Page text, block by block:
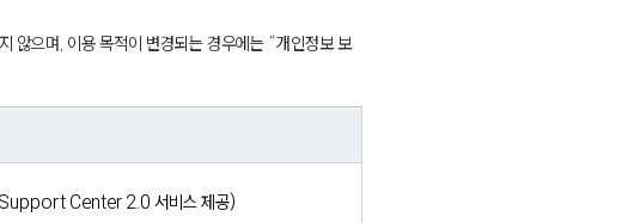
않으며, 이용 목적이 변경되는 경우에는 “개인정보 보
Support Center 2.0 서비스 제공)